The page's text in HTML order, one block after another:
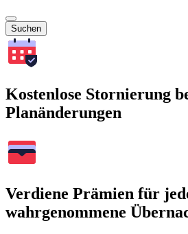
Suchen
Kostenlose Stornierung
Planänderungen
Verdiene Prämien für
wahrgenommene